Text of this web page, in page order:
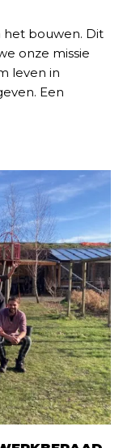
het bouwen. Dit
onze missie
leven in
Een